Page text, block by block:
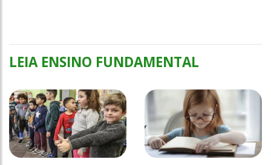
LEIA ENSINO FUNDAMENTAL